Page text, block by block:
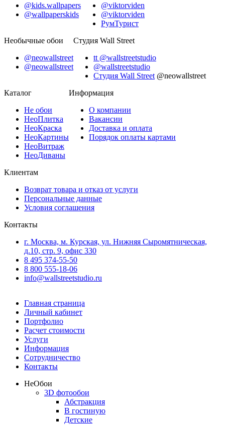
@kids.wallpapers
@wallpaperskids
@viktorviden
@viktorviden
РумТурист
Необычные обои
@neowallstreet
@neowallstreet
Студия Wall Street
tt @wallstreetstudio
@wallstreetstudio
Студия Wall Street @neowallstreet
Каталог
Не обои
НеоПлитка
НеоКраска
НеоКартины
НеоВитраж
НеоДиваны
Информация
О компании
Вакансии
Доставка и оплата
Порядок оплаты картами
Клиентам
Возврат товара и отказ от услуги
Персональные данные
Условия соглашения
Контакты
г. Москва, м. Курская, ул. Нижняя Сыромятническая,
д.10, стр. 9, офис 330
8 495 374-55-50
8 800 555-18-06
info@wallstreetstudio.ru
Главная страница
Личный кабинет
Портфолио
Расчет стоимости
Услуги
Информация
Сотрудничество
Контакты
НеОбои
3D фотообои
Абстракция
В гостиную
Детские